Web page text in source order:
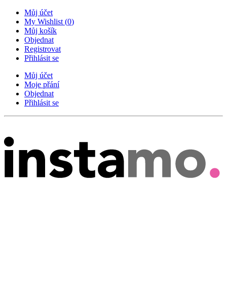
Můj účet
My Wishlist (0)
Můj košík
Objednat
Registrovat
Přihlásit se
Můj účet
Moje přání
Objednat
Přihlásit se